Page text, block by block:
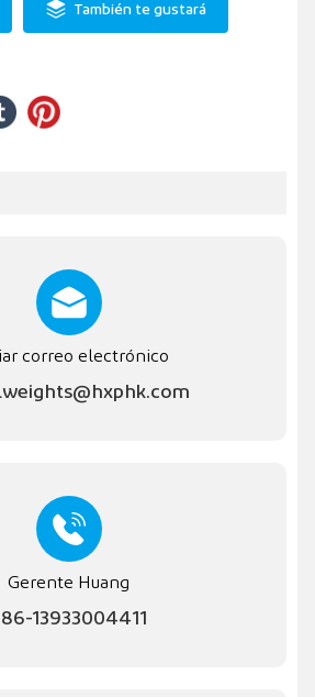
También te gustará
correo electrónico
Gerente Huang
13933004411